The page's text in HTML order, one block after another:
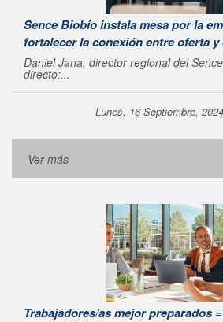
Sence Biobío instala mesa por la
fortalecer la conexión entre oferta y
Daniel Jana, director regional del
directo:...
Lunes, 16 Septiembre,
Ver más
Trabajadores/as mejor preparados